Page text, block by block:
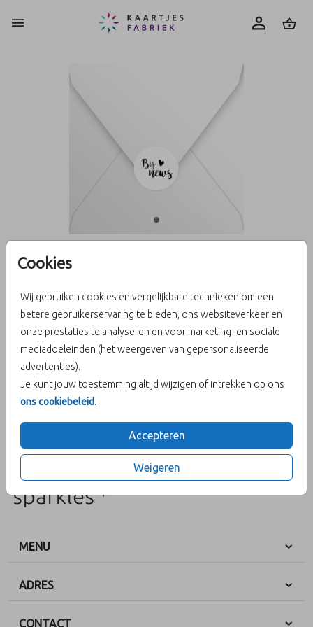
Cookies
Wij gebruiken cookies en vergelijkbare technieken om een
betere gebruikerservaring te bieden, ons websiteverkeer en
onze prestaties te analyseren en voor marketing- en sociale
mediadoeleinden (het weergeven van gepersonaliseerde
advertenties).
Je kunt jouw toestemming altijd wijzigen of intrekken op ons
ons cookiebeleid.
Accepteren
Weigeren
Sluitzegel big news
Aantal x 25 zegels Prijs:€ 6,50
OMSCHRIJVING
Sluitzegels met de tekst big news in een sierlijk lettertype. Het
hartje maakt deze sluitzegel helemaal af.
Prijs:€ 6,50 per 25 zegels
MENU
ADRES
CONTACT